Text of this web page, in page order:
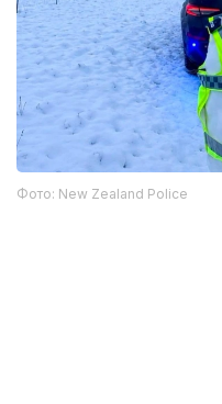
Фото: New Zealand Police